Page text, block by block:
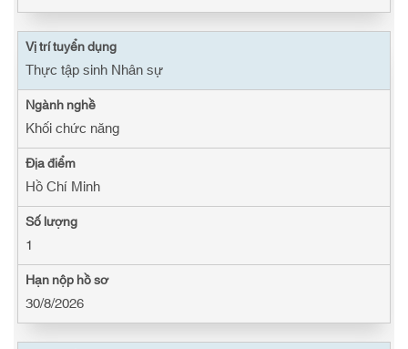
Thực tập sinh Nhân sự
Khối chức năng
Hồ Chí Minh
1
30/8/2026